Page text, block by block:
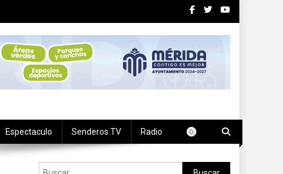
Espectaculo Senderos TV Radio
Buscar: